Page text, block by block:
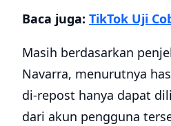
Baca juga: TikTok Uji
Masih berdasarkan
Navarra, menurutnya
di-repost hanya dapat
dari akun pengguna